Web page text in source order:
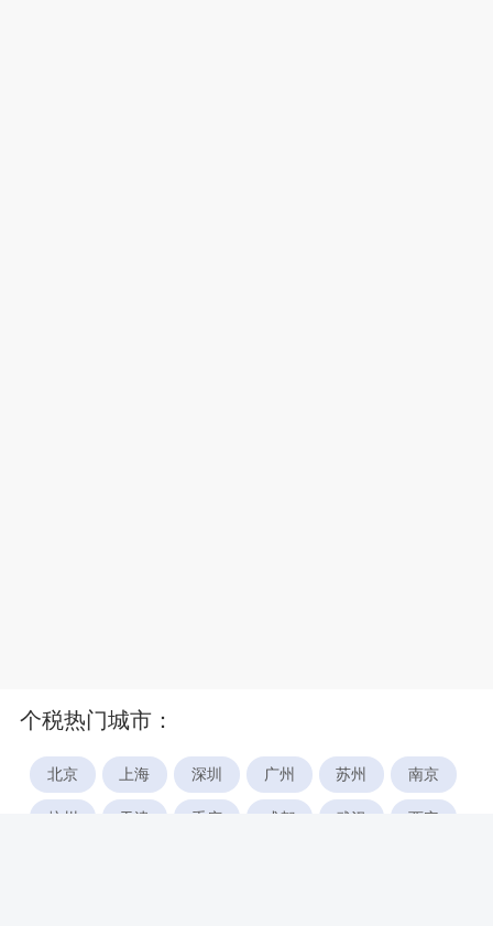
个税热门城市：
北京 上海 深圳 广州 苏州 南京
杭州 天津 重庆 成都 武汉 西安